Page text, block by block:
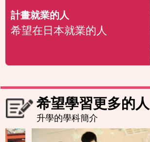
計畫就業的人
希望在日本就業的人
希望學習更多的人
升學的學科簡介